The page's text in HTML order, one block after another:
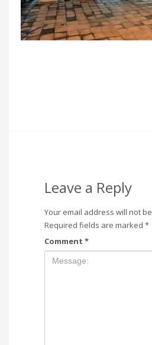
Leave a Reply
Your email address will not
Required fields are marked *
Comment *